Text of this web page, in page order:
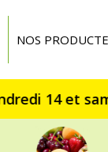
NOS